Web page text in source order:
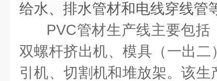
给水、排水管材和电线穿线管
PVC管材生产线主要包括
双螺杆挤出机、模具（一出
引机、切割机和堆放架。该